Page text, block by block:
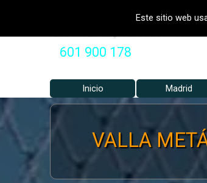
Este sitio web
VALLADOS
601 900 178
Inicio Madrid
VALLA